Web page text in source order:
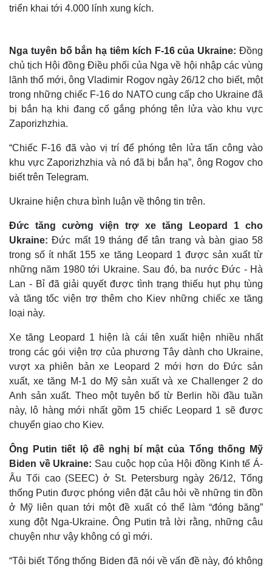
Thế giới
Cuộc sống đó đây
Hồ sơ
Ảnh
E-Magazine
Infographic
triển khai tới 4.000 lính xung kích.
Nga tuyên bố bắn hạ tiêm kích F-16 của Ukraine: Đồng
chủ tịch Hội đồng Điều phối của Nga về hội nhập các vùng
lãnh thổ mới, ông Vladimir Rogov ngày 26/12 cho biết, một
trong những chiếc F-16 do NATO cung cấp cho Ukraine đã
bị bắn hạ khi đang cố gắng phóng tên lửa vào khu vực
Zaporizhzhia.
“Chiếc F-16 đã vào vị trí để phóng tên lửa tấn công vào
khu vực Zaporizhzhia và nó đã bị bắn hạ”, ông Rogov cho
biết trên Telegram.
Ukraine hiện chưa bình luận về thông tin trên.
Đức tăng cường viện trợ xe tăng Leopard 1 cho
Ukraine:Đức mất 19 tháng để tân trang và bàn giao 58
trong số ít nhất 155 xe tăng Leopard 1 được sản xuất từ
những năm 1980 tới Ukraine. Sau đó, ba nước Đức - Hà
Lan - Bỉ đã giải quyết được tình trạng thiếu hụt phụ tùng
và tăng tốc viện trợ thêm cho Kiev những chiếc xe tăng
loại này.
Xe tăng Leopard 1 hiện là cái tên xuất hiện nhiều nhất
trong các gói viện trợ của phương Tây dành cho Ukraine,
vượt xa phiên bản xe Leopard 2 mới hơn do Đức sản
xuất, xe tăng M-1 do Mỹ sản xuất và xe Challenger 2 do
Anh sản xuất. Theo một tuyên bố từ Berlin hồi đầu tuần
này, lô hàng mới nhất gồm 15 chiếc Leopard 1 sẽ được
chuyển giao cho Kiev.
Ông Putin tiết lộ đề nghị bí mật của Tổng thống Mỹ
Biden về Ukraine: Sau cuộc họp của Hội đồng Kinh tế Á-
Âu Tối cao (SEEC) ở St. Petersburg ngày 26/12, Tổng
thống Putin được phóng viên đặt câu hỏi về những tin đồn
ở Mỹ liên quan tới một đề xuất có thể làm “đóng băng”
xung đột Nga-Ukraine. Ông Putin trả lời rằng, những câu
chuyện như vậy không có gì mới.
“Tôi biết Tổng thống Biden đã nói về vấn đề này, đó không